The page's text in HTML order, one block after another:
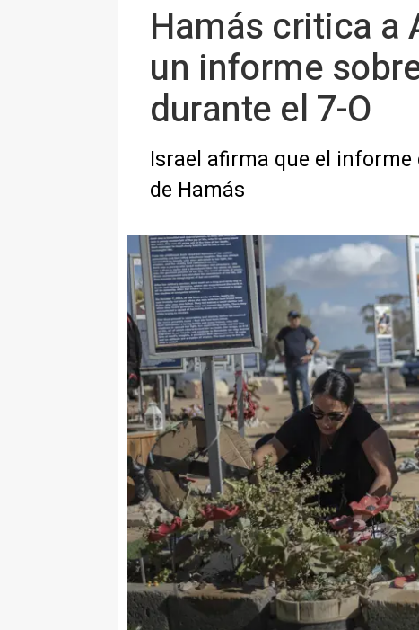
Hamás critica a
un informe
durante el 7-O
Israel afirma que el
de Hamás